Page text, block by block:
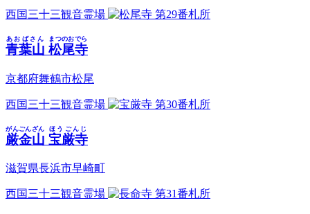
西国三十三観音霊場 第29番札所
青葉山
あおばさん
松尾寺
まつのおでら
京都府舞鶴市松尾
西国三十三観音霊場 第30番札所
厳金山
がんごんざん
宝厳寺
ほうごんじ
滋賀県長浜市早崎町
西国三十三観音霊場 第31番札所